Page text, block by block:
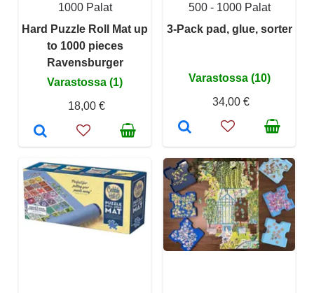
1000 Palat
Hard Puzzle Roll Mat up
to 1000 pieces
Ravensburger
Varastossa (1)
18,00 €
500 - 1000 Palat
3-Pack pad, glue, sorter
Varastossa (10)
34,00 €